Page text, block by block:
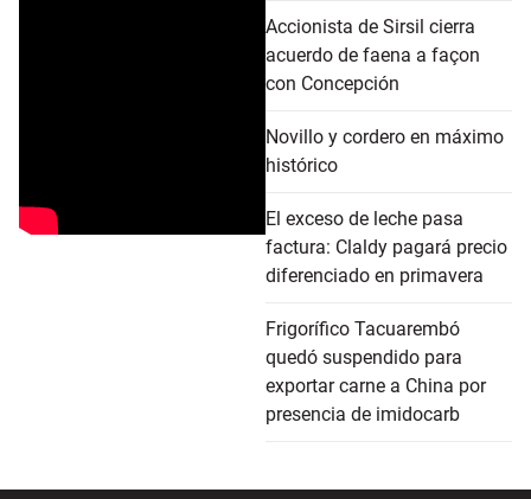
Accionista de Sirsil cierra
acuerdo de faena a façon
con Concepción
Novillo y cordero en máximo
histórico
El exceso de leche pasa
factura: Claldy pagará precio
diferenciado en primavera
Frigorífico Tacuarembó
quedó suspendido para
exportar carne a China por
presencia de imidocarb